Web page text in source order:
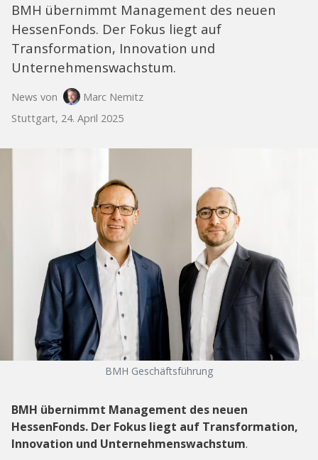
BMH übernimmt Management des neuen
HessenFonds. Der Fokus liegt auf
Transformation, Innovation und
Unternehmenswachstum.
News von
Marc Nemitz
Stuttgart, 24. April 2025
BMH Geschäftsführung
BMH übernimmt Management des neuen
HessenFonds. Der Fokus liegt auf Transformation,
Innovation und Unternehmenswachstum.